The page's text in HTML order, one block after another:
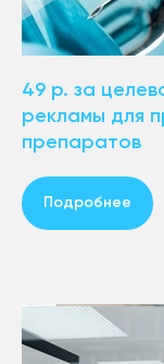
49 р. за
рекламы для
препаратов
Подробнее